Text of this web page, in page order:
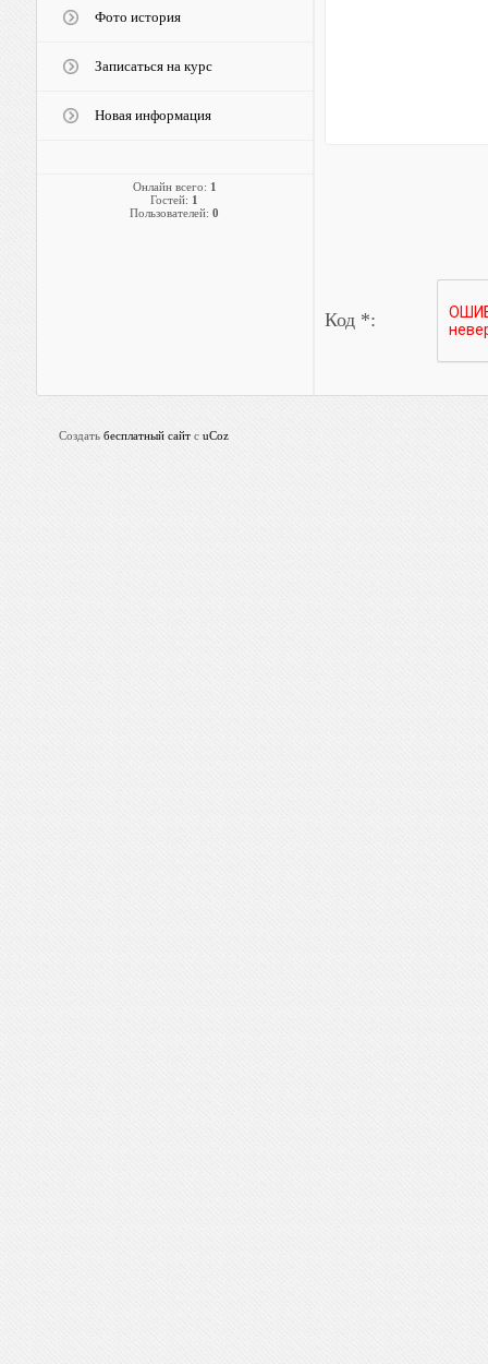
Фото история
Записаться на курс
Новая информация
Онлайн всего: 1
Гостей: 1
Пользователей: 0
Код *:
Создать бесплатный сайт с uCoz